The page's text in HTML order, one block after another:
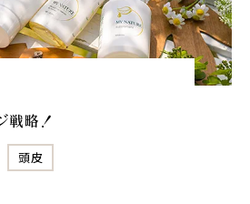
戦略！
頭皮